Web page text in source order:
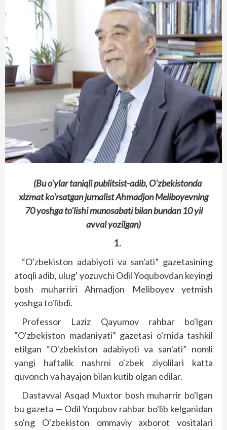
(Bu o'ylar taniqli publitsist-adib, O'zbekistonda
xizmat ko'rsatgan jurnalist Ahmadjon Meliboyevning
70 yoshga to'lishi munosabati bilan bundan 10 yil
avval yozilgan)
1.
“O'zbekiston adabiyoti va san'ati” gazetasining
atoqli adib, ulug' yozuvchi Odil Yoqubovdan keyingi
bosh muharriri Ahmadjon Meliboyev yetmish
yoshga to'libdi.
Professor Laziz Qayumov rahbar bo'lgan
“O'zbekiston madaniyati” gazetasi o'rnida tashkil
etilgan “O'zbekiston adabiyoti va san'ati” nomli
yangi haftalik nashrni o'zbek ziyolilari katta
quvonch va hayajon bilan kutib olgan edilar.
Dastavval Asqad Muxtor bosh muharrir bo'lgan
bu gazeta — Odil Yoqubov rahbar bo'lib kelganidan
so'ng O'zbekiston ommaviy axborot vositalari